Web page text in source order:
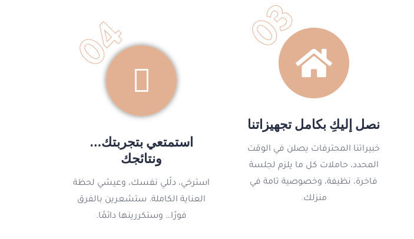
03
نصل إليكِ بكامل تجهيزاتنا
خبيراتنا المحترفات يصلن في الوقت
المحدد، حاملات كل ما يلزم لجلسة
فاخرة، نظيفة، وخصوصية تامة في
منزلك.
04
استمتعي بتجربتك…
ونتائجك
استرخي، دلّلي نفسك، وعيشي لحظة
العناية الكاملة. ستشعرين بالفرق
فورًا… وستكررينها دائمًا.